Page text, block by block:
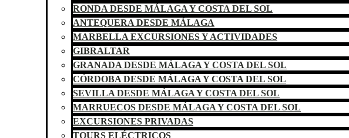
RONDA DESDE MÁLAGA Y COSTA DEL SOL
ANTEQUERA DESDE MÁLAGA
MARBELLA EXCURSIONES Y ACTIVIDADES
GIBRALTAR
GRANADA DESDE MÁLAGA Y COSTA DEL SOL
CÓRDOBA DESDE MÁLAGA Y COSTA DEL SOL
SEVILLA DESDE MÁLAGA Y COSTA DEL SOL
MARRUECOS DESDE MÁLAGA Y COSTA DEL SOL
EXCURSIONES PRIVADAS
TOURS ELÉCTRICOS